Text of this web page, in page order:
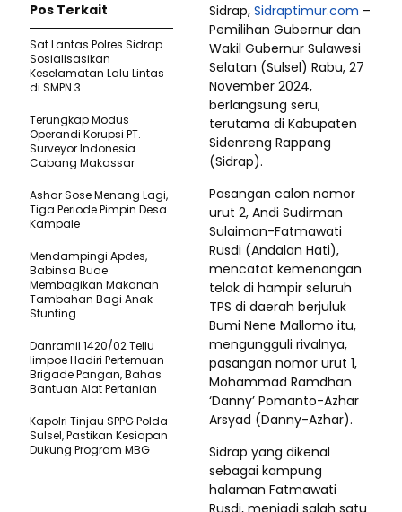
Sidrap, Sidraptimur.com –
Pemilihan Gubernur dan
Wakil Gubernur Sulawesi
Selatan (Sulsel) Rabu, 27
November 2024,
berlangsung seru,
terutama di Kabupaten
Sidenreng Rappang
(Sidrap).
Pasangan calon nomor
urut 2, Andi Sudirman
Sulaiman-Fatmawati
Rusdi (Andalan Hati),
mencatat kemenangan
telak di hampir seluruh
TPS di daerah berjuluk
Bumi Nene Mallomo itu,
mengungguli rivalnya,
pasangan nomor urut 1,
Mohammad Ramdhan
‘Danny’ Pomanto-Azhar
Arsyad (Danny-Azhar).
Sidrap yang dikenal
sebagai kampung
halaman Fatmawati
Rusdi, menjadi salah satu
Pos Terkait
Sat Lantas Polres Sidrap
Sosialisasikan
Keselamatan Lalu Lintas
di SMPN 3
Terungkap Modus
Operandi Korupsi PT.
Surveyor Indonesia
Cabang Makassar
Ashar Sose Menang Lagi,
Tiga Periode Pimpin Desa
Kampale
Mendampingi Apdes,
Babinsa Buae
Membagikan Makanan
Tambahan Bagi Anak
Stunting
Danramil 1420/02 Tellu
limpoe Hadiri Pertemuan
Brigade Pangan, Bahas
Bantuan Alat Pertanian
Kapolri Tinjau SPPG Polda
Sulsel, Pastikan Kesiapan
Dukung Program MBG